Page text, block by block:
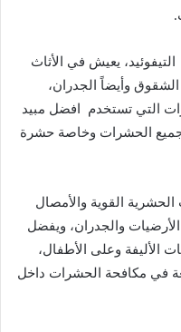
يعيش في الأثاث
وأيضاً الجدران،
التي تستخدم افضل مبيد
جميع الحشرات وخاصة حشرة
الحشرية القوية والأمصال
والجدران، ويفضل
الأليفة وعلى الأطفال،
في مكافحة الحشرات داخل